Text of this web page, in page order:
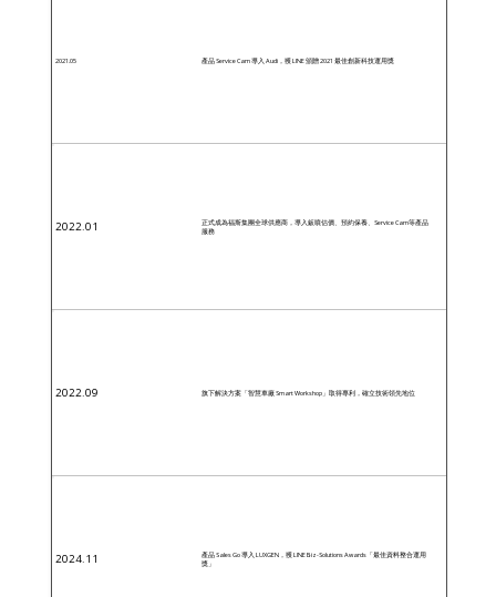
2021.05 產品 Service Cam 導入 Audi，獲 LINE 頒贈 2021 最佳創新科技運用獎
2022.01
正式成為福斯集團全球供應商，導入鈑噴估價、預約保養、Service Cam等產品
服務
2022.09 旗下解決方案「智慧車廠 Smart Workshop」取得專利，確立技術領先地位
2024.11
產品 Sales Go 導入 LUXGEN，獲 LINE Biz-Solutions Awards「最佳資料整合運用
獎」